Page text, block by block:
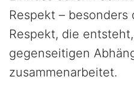
Respekt –
Respekt, die
gegenseitigen
zusammenarbeitet.